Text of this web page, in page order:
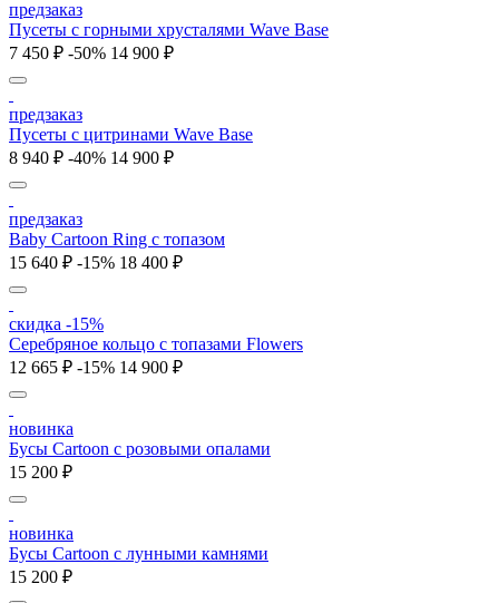
предзаказ
Пусеты с горными хрусталями Wave Base
7 450 ₽ -50% 14 900 ₽
предзаказ
Пусеты с цитринами Wave Base
8 940 ₽ -40% 14 900 ₽
предзаказ
Baby Cartoon Ring с топазом
15 640 ₽ -15% 18 400 ₽
скидка -15%
Серебряное кольцо с топазами Flowers
12 665 ₽ -15% 14 900 ₽
новинка
Бусы Cartoon с розовыми опалами
15 200 ₽
новинка
Бусы Cartoon с лунными камнями
15 200 ₽